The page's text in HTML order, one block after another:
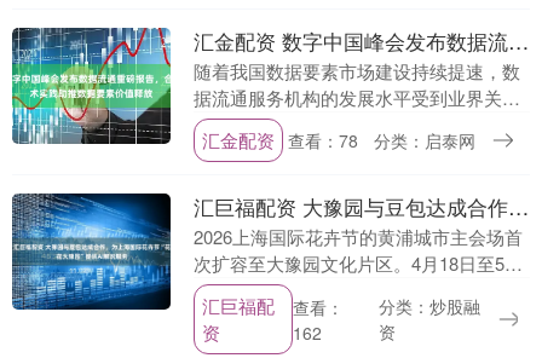
汇金配资 数字中国峰会发布数据流通重磅报告，合合信息以技术实践助推数据要素价值释放
随着我国数据要素市场建设持续提速，数
据流通服务机构的发展水平受到业界关
注。第九届数字中国建设峰会近日举行，
《数据流通服务机构创新发展报告（2026
汇金配资 查看：78 分类：启泰网
汇巨福配资 大豫园与豆包达成合作，为上海国际花卉节“花花大豫园”提供AI解说服务
2026上海国际花卉节的黄浦城市主会场首
次扩容至大豫园文化片区。4月18日至5月
24日，大豫园举办为期37天的“花花大豫
园”主题活动，并与豆包App达成官方合
作....
汇巨福配
资
查看：
162
分类：炒股融
资